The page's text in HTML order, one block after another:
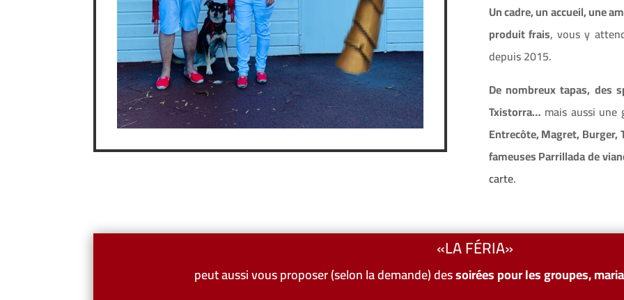
Un cadre, un accueil, une
produit frais, vous y
depuis 2015.
De nombreux tapas, des
Txistorra… mais aussi
Entrecôte, Magret,
fameuses Parrillada de
carte.
«LA FÉRIA»
peut aussi vous proposer (selon la demande) dessoirées pour les groupes,